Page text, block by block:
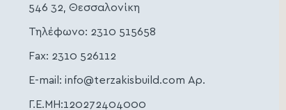
546 32, Θεσσαλονίκη
Τηλέφωνο: 2310 515658
Fax: 2310 526112
E-mail: info@terzakisbuild.com Αρ.
Γ.Ε.ΜΗ:120272404000